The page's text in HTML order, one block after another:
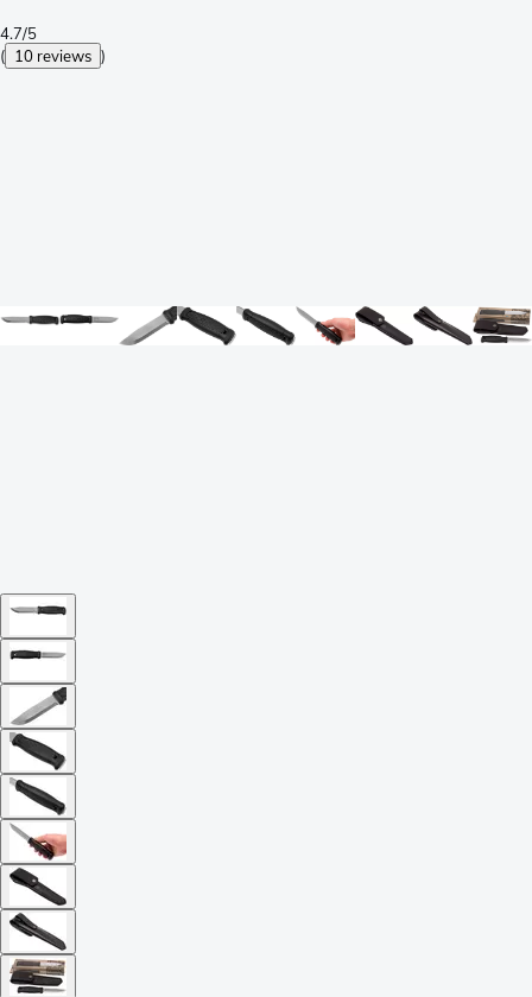
4.7/5
( 10 reviews )